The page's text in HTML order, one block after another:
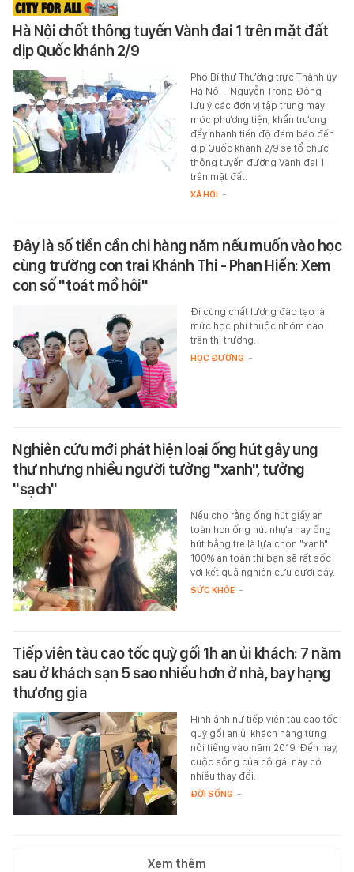
Hà Nội chốt thông tuyến Vành đai 1 trên mặt đất
dịp Quốc khánh 2/9
Phó Bí thư Thường trực Thành ủy
Hà Nội - Nguyễn Trọng Đông -
lưu ý các đơn vị tập trung máy
móc phương tiện, khẩn trương
đẩy nhanh tiến độ đảm bảo đến
dịp Quốc khánh 2/9 sẽ tổ chức
thông tuyến đường Vành đai 1
trên mặt đất.
XÃ HỘI -
Đây là số tiền cần chi hàng năm nếu muốn vào học
cùng trường con trai Khánh Thi - Phan Hiển: Xem
con số "toát mồ hôi"
Đi cùng chất lượng đào tạo là
mức học phí thuộc nhóm cao
trên thị trường.
HỌC ĐƯỜNG -
Nghiên cứu mới phát hiện loại ống hút gây ung
thư nhưng nhiều người tưởng "xanh", tưởng
"sạch"
Nếu cho rằng ống hút giấy an
toàn hơn ống hút nhựa hay ống
hút bằng tre là lựa chọn "xanh"
100% an toàn thì bạn sẽ rất sốc
với kết quả nghiên cứu dưới đây.
SỨC KHỎE -
Tiếp viên tàu cao tốc quỳ gối 1h an ủi khách: 7 năm
sau ở khách sạn 5 sao nhiều hơn ở nhà, bay hạng
thương gia
Hình ảnh nữ tiếp viên tàu cao tốc
quỳ gối an ủi khách hàng từng
nổi tiếng vào năm 2019. Đến nay,
cuộc sống của cô gái này có
nhiều thay đổi.
ĐỜI SỐNG -
Xem thêm